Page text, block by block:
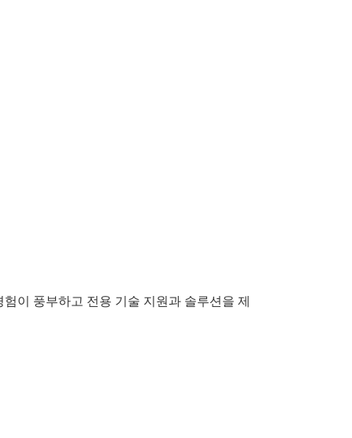
이 풍부하고 전용 기술 지원과 솔루션을 제